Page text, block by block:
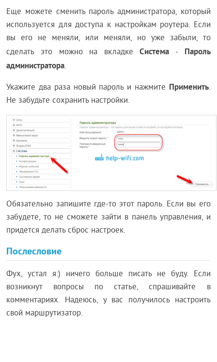
Еще можете сменить пароль администратора, который
используется для доступа к настройкам роутера. Если
вы его не меняли, или меняли, но уже забыли, то
сделать это можно на вкладкеСистема - Пароль
администратора.
Укажите два раза новый пароль и нажмите Применить.
Не забудьте сохранить настройки.
Обязательно запишите где-то этот пароль. Если вы его
забудете, то не сможете зайти в панель управления, и
придется делать сброс настроек.
Послесловие
Фух, устал я:) ничего больше писать не буду. Если
возникнут вопросы по статье, спрашивайте в
комментариях. Надеюсь, у вас получилось настроить
свой маршрутизатор.